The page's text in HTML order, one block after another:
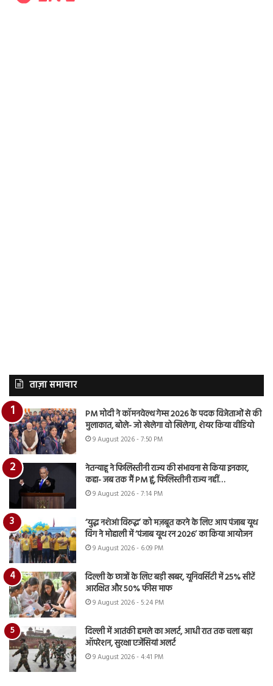
ताज़ा समाचार
PM मोदी ने कॉमनवेल्थ गेम्स 2026 के पदक विजेताओं से की
मुलाकात, बोले- जो खेलेगा वो खिलेगा, शेयर किया वीडियो
9 August 2026 - 7:50 PM
नेतन्याहू ने फिलिस्तीनी राज्य की संभावना से किया इनकार,
कहा- जब तक मैं PM हूं, फिलिस्तीनी राज्य नहीं…
9 August 2026 - 7:14 PM
‘युद्ध नशेआं विरुद्ध’ को मज़बूत करने के लिए आप पंजाब यूथ
विंग ने मोहाली में ‘पंजाब यूथ रन 2026’ का किया आयोजन
9 August 2026 - 6:09 PM
दिल्ली के छात्रों के लिए बड़ी खबर, यूनिवर्सिटी में 25% सीटें
आरक्षित और 50% फीस माफ
9 August 2026 - 5:24 PM
दिल्ली में आतंकी हमले का अलर्ट, आधी रात तक चला बड़ा
ऑपरेशन, सुरक्षा एजेंसियां अलर्ट
9 August 2026 - 4:41 PM